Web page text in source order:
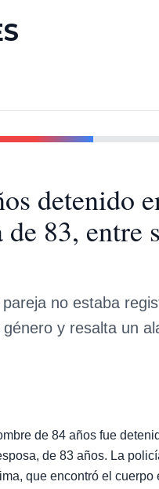
detenido
83, entre
no estaba
y resalta un
de 84 años fue
de 83 años. La
que encontró el